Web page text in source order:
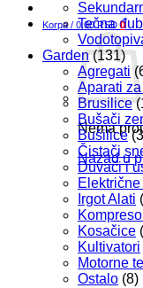
Korpa / 0,00RSD 0
Nema
Nazad u
Tečna
Garden (131)
Agregati
Aparati
Brusilice
Bušači
Bušilice
Čistači
Duvači i
Irgot Alati
Kosačice
Kultivatori
Motorne
Ostalo (8)